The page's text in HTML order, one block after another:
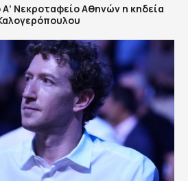
Νεκροταφείο Αθηνών η κηδεία